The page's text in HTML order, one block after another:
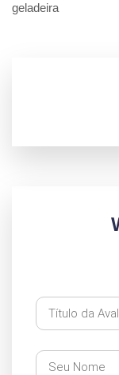
geladeira